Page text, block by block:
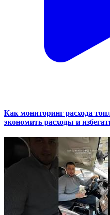
Как мониторинг расхода
экономить расходы и